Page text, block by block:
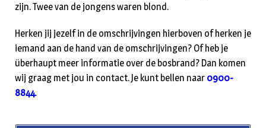
zijn. Twee van de jongens waren blond.
Herken jij jezelf in de omschrijvingen hierboven of herken je
iemand aan de hand van de omschrijvingen? Of heb je
überhaupt meer informatie over de bosbrand? Dan komen
wij graag met jou in contact. Je kunt bellen naar 0900-
8844.